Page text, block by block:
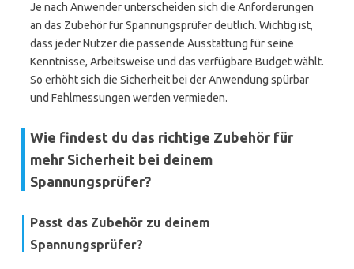
Je nach Anwender unterscheiden sich die Anforderungen
an das Zubehör für Spannungsprüfer deutlich. Wichtig ist,
dass jeder Nutzer die passende Ausstattung für seine
Kenntnisse, Arbeitsweise und das verfügbare Budget wählt.
So erhöht sich die Sicherheit bei der Anwendung spürbar
und Fehlmessungen werden vermieden.
Wie findest du das richtige Zubehör für
mehr Sicherheit bei deinem
Spannungsprüfer?
Passt das Zubehör zu deinem
Spannungsprüfer?